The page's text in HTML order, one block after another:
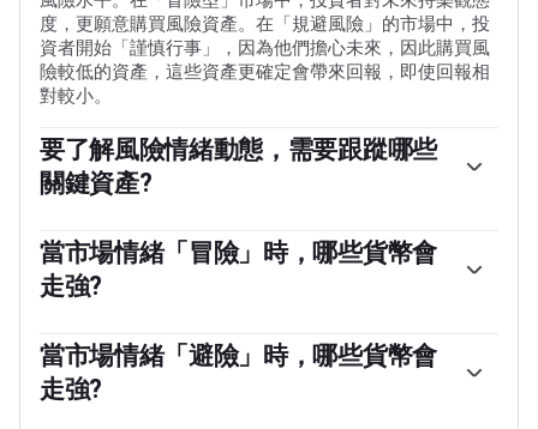
度，更願意購買風險資產。在「規避風險」的市場中，投
資者開始「謹慎行事」，因為他們擔心未來，因此購買風
險較低的資產，這些資產更確定會帶來回報，即使回報相
對較小。
要了解風險情緒動態，需要跟蹤哪些
關鍵資產?
品(黃金除外)也會升值，因為它們受益於積極的增長前
景。大宗商品出口大國的貨幣因需求增加而走強，加密貨
幣上漲。在「規避風險」的市場中，債券——尤其是主要的
等避險貨幣都受益。
當市場情緒「冒險」時，哪些貨幣會
走強?
南非蘭特(ZAR)等次要外匯，都傾向於在「風險偏好」的市
場中上漲。這是因為這些貨幣的經濟增長嚴重依賴大宗商
品出口，而大宗商品在風險偏好時期往往會上漲。這是因
當市場情緒「避險」時，哪些貨幣會
走強?